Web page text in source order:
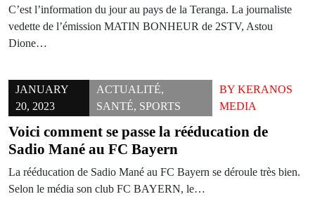
C’est l’information du jour au pays de la Teranga. La journaliste
vedette de l’émission MATIN BONHEUR de 2STV, Astou
Dione…
JANUARY
20, 2023
ACTUALITÉ,
SANTÉ, SPORTS
BYKERANOS
MEDIA
Voici comment se passe la rééducation de
Sadio Mané au FC Bayern
La rééducation de Sadio Mané au FC Bayern se déroule très bien.
Selon le média son club FC BAYERN, le…